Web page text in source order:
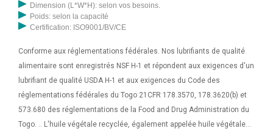
Dimension (L*W*H): selon vos besoins.
Poids: selon la capacité
Certification: ISO9001/BV/CE
Conforme aux réglementations fédérales. Nos lubrifiants de qualité
alimentaire sont enregistrés NSF H-1 et répondent aux exigences d'un
lubrifiant de qualité USDA H-1 et aux exigences du Code des
réglementations fédérales du Togo 21CFR 178.3570, 178.3620(b) et
573.680 des réglementations de la Food and Drug Administration du
Togo. .. L'huile végétale recyclée, également appelée huile végétale